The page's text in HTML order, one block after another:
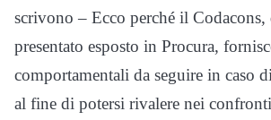
scrivono – Ecco perché il Codacons,
presentato esposto in Procura,
comportamentali da seguire in caso
al fine di potersi rivalere nei confronti